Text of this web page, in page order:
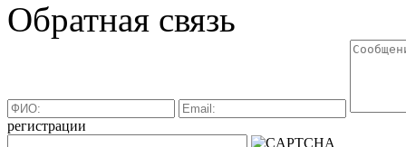
Обратная связь
регистрации